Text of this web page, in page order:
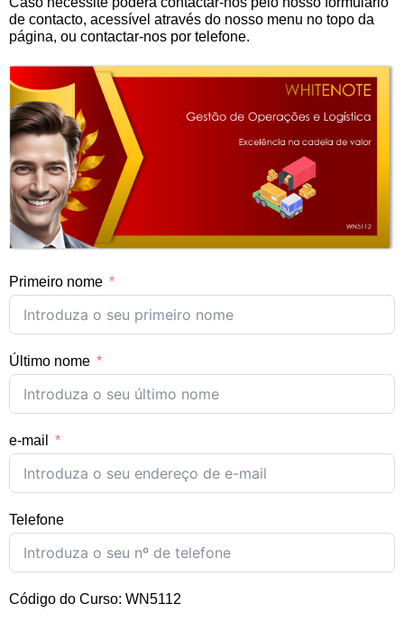
de contacto, acessível através do nosso menu no topo da
página, ou contactar-nos por telefone.
Primeiro nome
Último nome
e-mail
Telefone
Código do Curso: WN5112